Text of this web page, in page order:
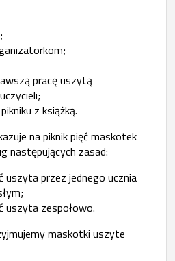
pracę uszytą
z książką.
na piknik pięć maskotek
następujących zasad:
uszyta przez jednego ucznia
uszyta zespołowo.
maskotki uszyte